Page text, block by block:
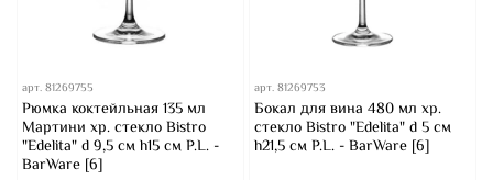
арт.81269755
Рюмка коктейльная 135 мл
Мартини хр. стекло Bistro
"Edelita" d 9,5 см h15 см P.L. -
BarWare [6]
арт.81269753
Бокал для вина 480 мл хр.
стекло Bistro "Edelita" d 5 см
h21,5 см P.L. - BarWare [6]